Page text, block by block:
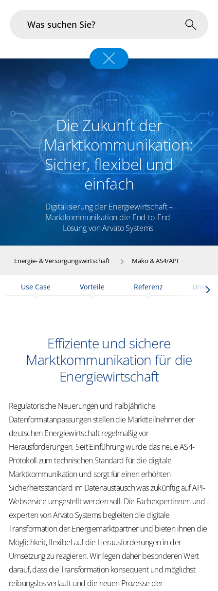
Portfolio
Infrastruktur & Betrieb
Über uns
Karriere
Die Zukunft der
Marktkommunikation:
Sicher, flexibel und
einfach
Digitalisierung der Energiewirtschaft –
Marktkommunikation die End-to-End-
Lösung von Arvato Systems
Energie- & Versorgungswirtschaft Mako & AS4/API
Use Case Vorteile Referenz
​​Effiziente und sichere
Marktkommunikation für die
Energiewirtschaft​
Regulatorische Neuerungen und halbjährliche
Datenformatanpassungen stellen die Marktteilnehmer der
deutschen Energiewirtschaft regelmäßig vor
Herausforderungen. Seit Einführung wurde das neue AS4-
Protokoll zum technischen Standard für die digitale
Marktkommunikation und sorgt für einen erhöhten
Sicherheitsstandard im Datenaustausch was zukünftig auf API-
Webservice umgestellt werden soll. Die Fachexpertinnenund -
experten von Arvato Systems begleiten die digitale
Transformation der Energiemarktpartner und bieten ihnen die
Möglichkeit, flexibel auf die Herausforderungen in der
Umsetzung zu reagieren. Wir legen daher besonderen Wert
darauf, dass die Transformation konsequent und möglichst
reibungslos verläuft und die neuen Prozesse der